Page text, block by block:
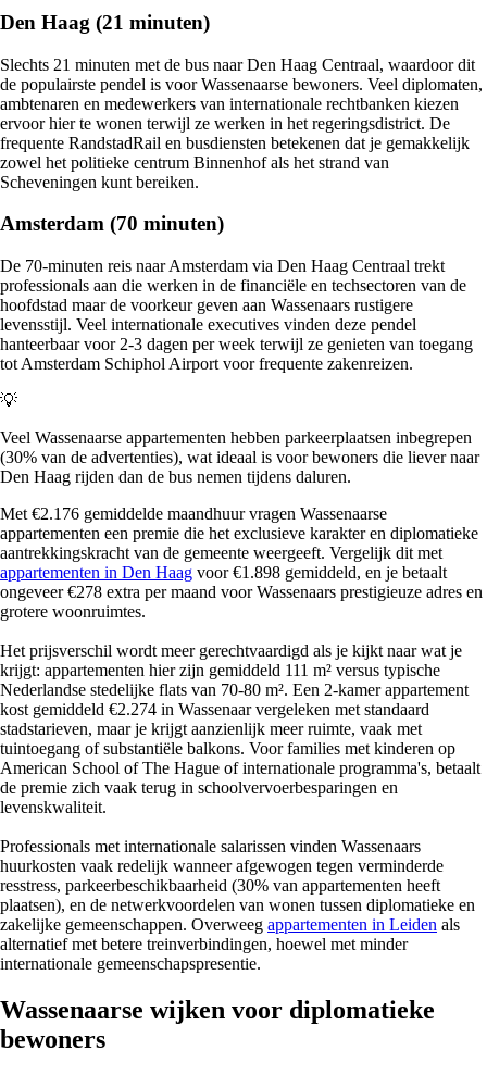
Den Haag (21 minuten)
Slechts 21 minuten met de bus naar Den Haag Centraal, waardoor dit
de populairste pendel is voor Wassenaarse bewoners. Veel diplomaten,
ambtenaren en medewerkers van internationale rechtbanken kiezen
ervoor hier te wonen terwijl ze werken in het regeringsdistrict. De
frequente RandstadRail en busdiensten betekenen dat je gemakkelijk
zowel het politieke centrum Binnenhof als het strand van
Scheveningen kunt bereiken.
Amsterdam (70 minuten)
De 70-minuten reis naar Amsterdam via Den Haag Centraal trekt
professionals aan die werken in de financiële en techsectoren van de
hoofdstad maar de voorkeur geven aan Wassenaars rustigere
levensstijl. Veel internationale executives vinden deze pendel
hanteerbaar voor 2-3 dagen per week terwijl ze genieten van toegang
tot Amsterdam Schiphol Airport voor frequente zakenreizen.
💡
Veel Wassenaarse appartementen hebben parkeerplaatsen inbegrepen
(30% van de advertenties), wat ideaal is voor bewoners die liever naar
Den Haag rijden dan de bus nemen tijdens daluren.
Met €2.176 gemiddelde maandhuur vragen Wassenaarse
appartementen een premie die het exclusieve karakter en diplomatieke
aantrekkingskracht van de gemeente weergeeft. Vergelijk dit met
appartementen in Den Haag voor €1.898 gemiddeld, en je betaalt
ongeveer €278 extra per maand voor Wassenaars prestigieuze adres en
grotere woonruimtes.
Het prijsverschil wordt meer gerechtvaardigd als je kijkt naar wat je
krijgt: appartementen hier zijn gemiddeld 111 m² versus typische
Nederlandse stedelijke flats van 70-80 m². Een 2-kamer appartement
kost gemiddeld €2.274 in Wassenaar vergeleken met standaard
stadstarieven, maar je krijgt aanzienlijk meer ruimte, vaak met
tuintoegang of substantiële balkons. Voor families met kinderen op
American School of The Hague of internationale programma's, betaalt
de premie zich vaak terug in schoolvervoerbesparingen en
levenskwaliteit.
Professionals met internationale salarissen vinden Wassenaars
huurkosten vaak redelijk wanneer afgewogen tegen verminderde
resstress, parkeerbeschikbaarheid (30% van appartementen heeft
plaatsen), en de netwerkvoordelen van wonen tussen diplomatieke en
zakelijke gemeenschappen. Overweeg appartementen in Leiden als
alternatief met betere treinverbindingen, hoewel met minder
internationale gemeenschapspresentie.
Wassenaarse wijken voor diplomatieke
bewoners